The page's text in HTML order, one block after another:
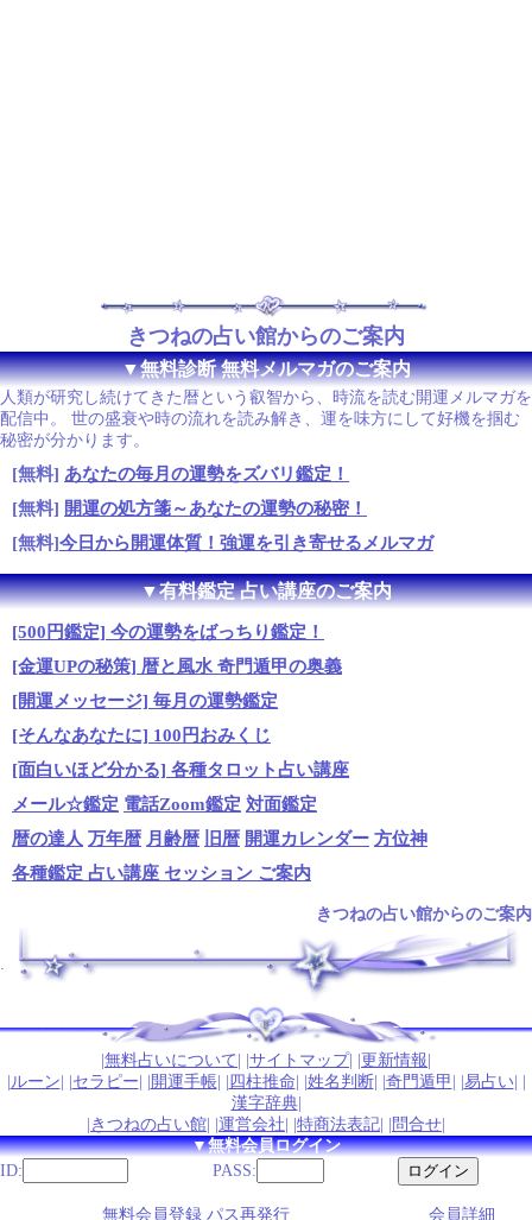
きつねの占い館からのご案内
▼無料診断 無料メルマガのご案内
人類が研究し続けてきた暦という叡智から、時流を読む開運メルマガを
配信中。 世の盛衰や時の流れを読み解き、運を味方にして好機を掴む
秘密が分かります。
[無料] あなたの毎月の運勢をズバリ鑑定！
[無料] 開運の処方箋～あなたの運勢の秘密！
[無料]今日から開運体質！強運を引き寄せるメルマガ
▼有料鑑定 占い講座のご案内
[500円鑑定] 今の運勢をばっちり鑑定！
[金運UPの秘策] 暦と風水 奇門遁甲の奥義
[開運メッセージ] 毎月の運勢鑑定
[そんなあなたに] 100円おみくじ
[面白いほど分かる] 各種タロット占い講座
メール☆鑑定 電話Zoom鑑定 対面鑑定
暦の達人 万年暦 月齢暦 旧暦 開運カレンダー 方位神
各種鑑定 占い講座 セッション ご案内
きつねの占い館からのご案内
無料占いについて サイトマップ 更新情報
ルーン セラピー 開運手帳 四柱推命 姓名判断| | 奇門遁甲 易占い
漢字辞典|
きつねの占い館 運営会社 特商法表記 問合せ
▼無料会員ログイン
ID:
PASS:
無料会員登録 パス再発行 会員詳細